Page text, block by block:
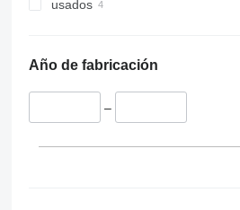
D8
D400
IT28G
M-series
M315
M318
TH220
usados
Año de fabricación
–